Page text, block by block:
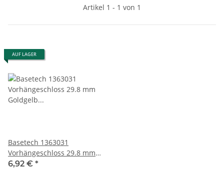
Artikel 1 - 1 von 1
AUF LAGER
Basetech 1363031
Vorhängeschloss 29.8 mm
Goldgelb Schlüsselschloss
6,92 € *